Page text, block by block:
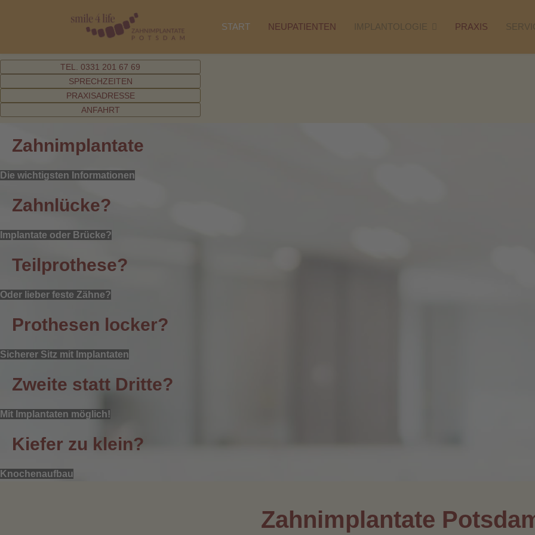
START NEUPATIENTEN IMPLANTOLOGIE PRAXIS
TEL. 0331 201 67 69
SPRECHZEITEN
PRAXISADRESSE
ANFAHRT
Zahnimplantate
Die wichtigsten Informationen
Zahnlücke?
Implantate oder Brücke?
Teilprothese?
Oder lieber feste Zähne?
Prothesen locker?
Sicherer Sitz mit Implantaten
Zweite statt Dritte?
Mit Implantaten möglich!
Kiefer zu klein?
Knochenaufbau
Zahnimplantate